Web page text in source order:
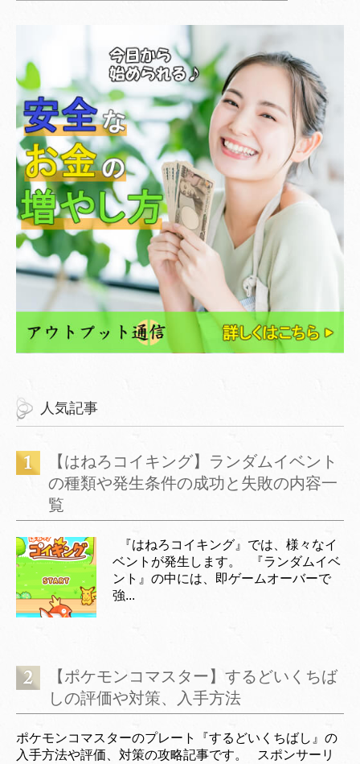
人気記事
【はねろコイキング】ランダムイベント
の種類や発生条件の成功と失敗の内容一
覧
『はねろコイキング』では、様々なイ
ベントが発生します。 『ランダムイベ
ント』の中には、即ゲームオーバーで
強...
【ポケモンコマスター】するどいくちば
しの評価や対策、入手方法
ポケモンコマスターのプレート『するどいくちばし』の
入手方法や評価、対策の攻略記事です。 スポンサーリ